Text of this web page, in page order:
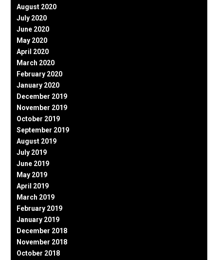
August 2020
July 2020
June 2020
May 2020
April 2020
March 2020
February 2020
January 2020
December 2019
November 2019
October 2019
September 2019
August 2019
July 2019
June 2019
May 2019
April 2019
March 2019
February 2019
January 2019
December 2018
November 2018
October 2018